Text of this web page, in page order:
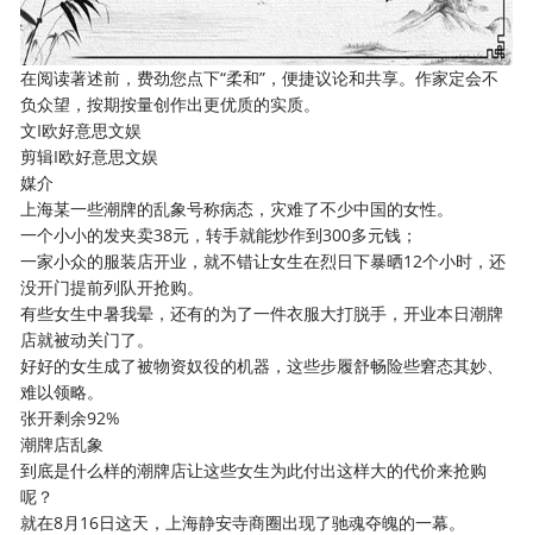
在阅读著述前，费劲您点下“柔和”，便捷议论和共享。作家定会不
负众望，按期按量创作出更优质的实质。
文I欧好意思文娱
剪辑I欧好意思文娱
媒介
上海某一些潮牌的乱象号称病态，灾难了不少中国的女性。
一个小小的发夹卖38元，转手就能炒作到300多元钱；
一家小众的服装店开业，就不错让女生在烈日下暴晒12个小时，还
没开门提前列队开抢购。
有些女生中暑我晕，还有的为了一件衣服大打脱手，开业本日潮牌
店就被动关门了。
好好的女生成了被物资奴役的机器，这些步履舒畅险些窘态其妙、
难以领略。
张开剩余92%
潮牌店乱象
到底是什么样的潮牌店让这些女生为此付出这样大的代价来抢购
呢？
就在8月16日这天，上海静安寺商圈出现了驰魂夺魄的一幕。